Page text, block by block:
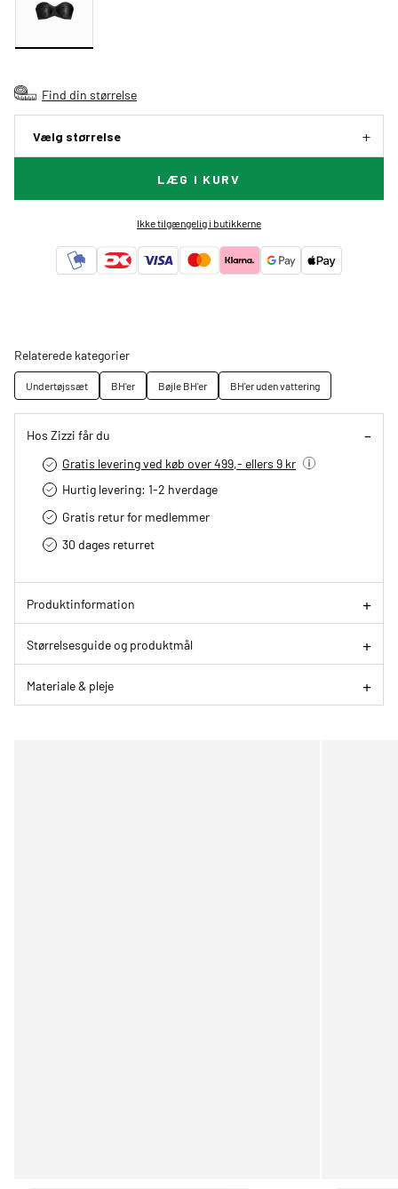
Find din størrelse
Vælg størrelse
LÆG I KURV
Ikke tilgængelig i butikkerne
Relaterede kategorier
Undertøjssæt BH'er Bøjle BH'er BH'er uden vattering
Hos Zizzi får du
Gratis levering ved køb over 499,- ellers 9 kr
Hurtig levering­: 1-2 hverdage
Gratis retur for medlemmer
30 dages returret
Produktinformation
Størrelsesguide og produktmål
Materiale & pleje